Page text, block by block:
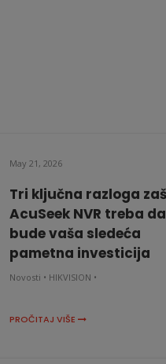
May 21, 2026
Tri ključna razloga
AcuSeek NVR treba da
bude vaša sledeća
pametna investicija
Novosti • HIKVISION •
PROČITAJ VIŠE